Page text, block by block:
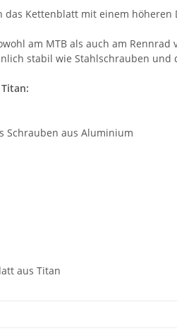
Kettenblatt mit einem
am MTB als auch am Rennrad
stabil wie Stahlschrauben
Schrauben aus Aluminium
aus Titan